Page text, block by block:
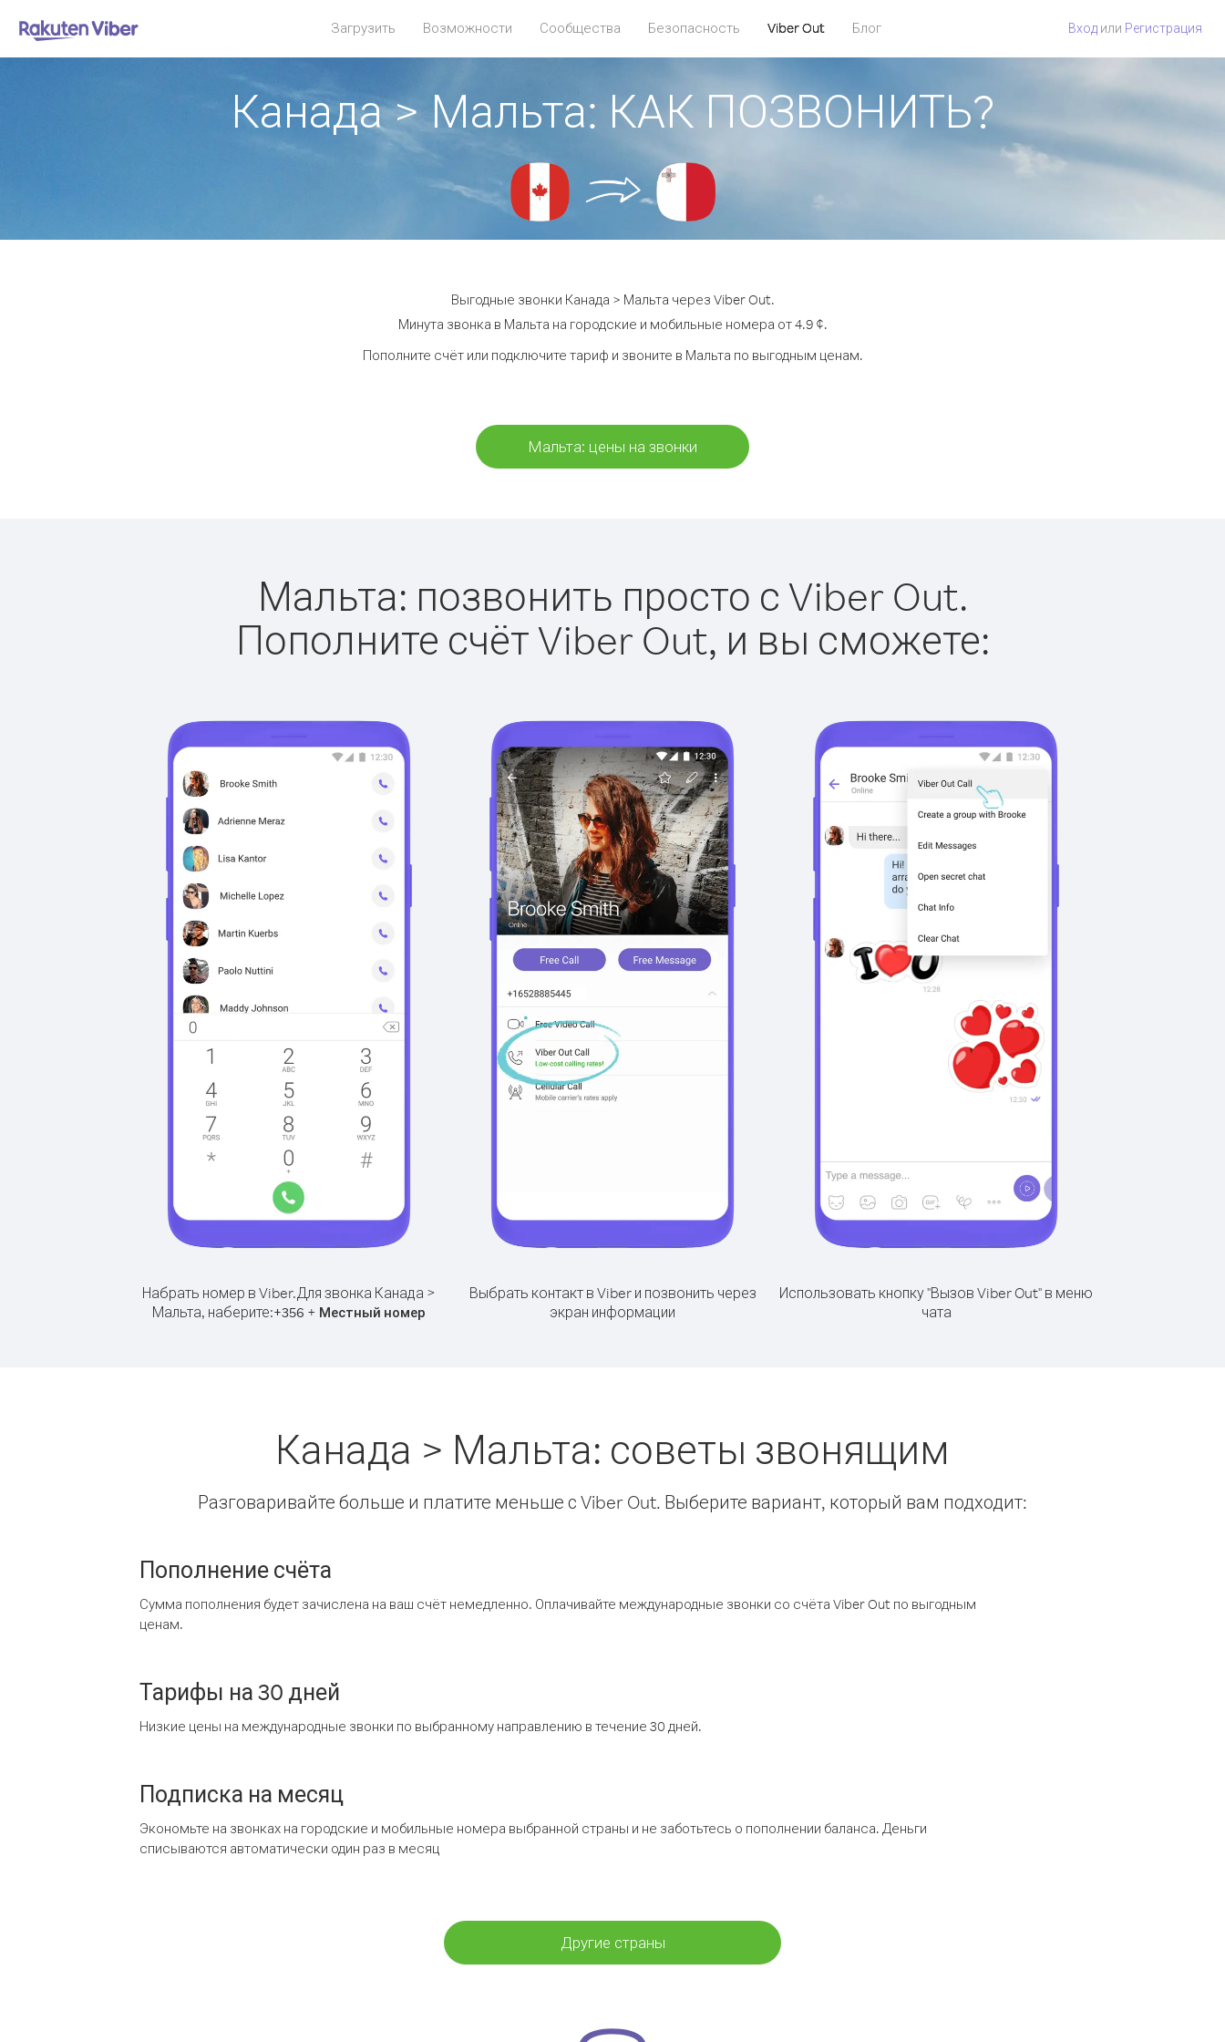
Загрузить Возможности Сообщества Безопасность Viber Out Блог Вход или Регистрация
Канада > Мальта: КАК ПОЗВОНИТЬ?
Выгодные звонки Канада > Мальта через Viber Out.
Минута звонка в Мальта на городские и мобильные номера от 4.9 ¢.
Пополните счёт или подключите тариф и звоните в Мальта по выгодным ценам.
Мальта: цены на звонки
Мальта: позвонить просто с Viber Out.
Пополните счёт Viber Out, и вы сможете:
Набрать номер в Viber.Для звонка Канада >
Мальта, наберите:+356 + Местный номер
Выбрать контакт в Viber и позвонить через
экран информации
Использовать кнопку "Вызов Viber Out" в меню
чата
Канада > Мальта: советы звонящим
Разговаривайте больше и платите меньше с Viber Out. Выберите вариант, который вам подходит:
Пополнение счёта
Сумма пополнения будет зачислена на ваш счёт немедленно. Оплачивайте международные звонки со счёта Viber Out по выгодным
ценам.
Тарифы на 30 дней
Низкие цены на международные звонки по выбранному направлению в течение 30 дней.
Подписка на месяц
Экономьте на звонках на городские и мобильные номера выбранной страны и не заботьтесь о пополнении баланса. Деньги
списываются автоматически один раз в месяц
Другие страны